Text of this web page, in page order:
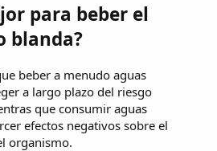
para beber el
blanda?
beber a menudo aguas
a largo plazo del riesgo
que consumir aguas
efectos negativos sobre el
organismo.